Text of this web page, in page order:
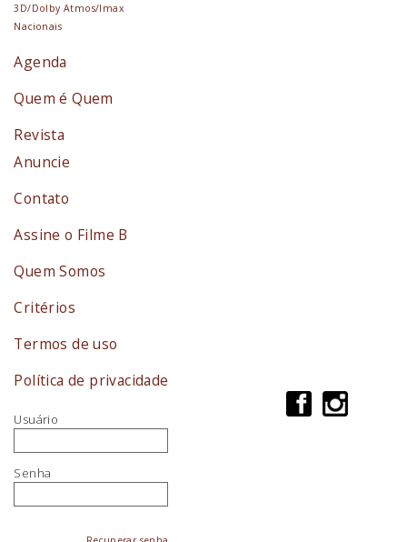
3D/Dolby Atmos/Imax
Nacionais
Agenda
Quem é Quem
Revista
Anuncie
Contato
Assine o Filme B
Quem Somos
Critérios
Termos de uso
Política de privacidade
Usuário
Senha